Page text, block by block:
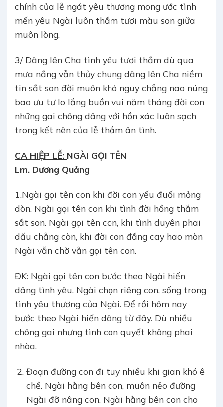
chính của lễ ngát yêu thương mong ước tình
mến yêu Ngài luôn thắm tươi màu son giữa
muôn lòng.
3/ Dâng lên Cha tình yêu tươi thắm dù qua
mưa nắng vẫn thủy chung dâng lên Cha niềm
tin sắt son đời muôn khó nguy chẳng nao núng
bao ưu tư lo lắng buồn vui năm tháng đời con
những gai chông dâng với hồn xác luôn sạch
trong kết nên của lễ thắm ân tình.
CA HIỆP LỄ: NGÀI GỌI TÊN
Lm. Dương Quảng
1.Ngài gọi tên con khi đời con yếu đuối mỏng
dòn. Ngài gọi tên con khi tình đời hồng thắm
sắt son. Ngài gọi tên con, khi tình duyên phai
dấu chẳng còn, khi đời con đắng cay hao mòn
Ngài vẫn chờ vẫn gọi tên con.
ĐK: Ngài gọi tên con bước theo Ngài hiến
dâng tình yêu. Ngài chọn riêng con, sống trong
tình yêu thương của Ngài. Để rồi hôm nay
bước theo Ngài hiến dâng từ đây. Dù nhiều
chông gai nhưng tình con quyết không phai
nhòa.
Đoạn đường con đi tuy nhiều khi gian khó ê
chề. Ngài hằng bên con, muôn nẻo đường
Ngài đỡ nâng con. Ngài hằng bên con cho